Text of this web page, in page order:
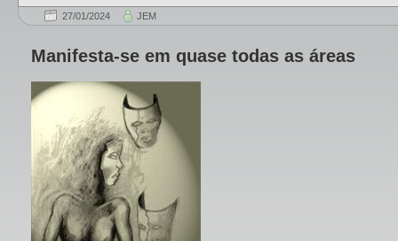
27/01/2024 JEM
Manifesta-se em quase todas as áreas